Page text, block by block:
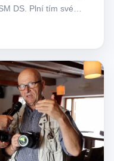
DS. Plní tím své…